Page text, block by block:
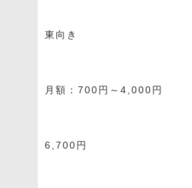
東向き
月額：700円～4,000円
6,700円